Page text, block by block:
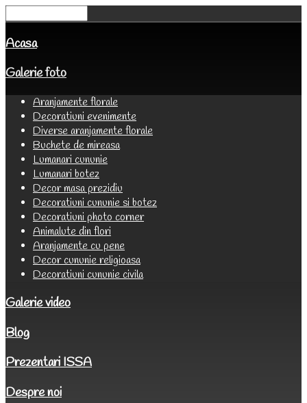
Acasa
Galerie foto
Aranjamente florale
Decoratiuni evenimente
Diverse aranjamente florale
Buchete de mireasa
Lumanari cununie
Lumanari botez
Decor masa prezidiu
Decoratiuni cununie si botez
Decoratiuni photo corner
Animalute din flori
Aranjamente cu pene
Decor cununie religioasa
Decoratiuni cununie civila
Galerie video
Blog
Prezentari ISSA
Despre noi